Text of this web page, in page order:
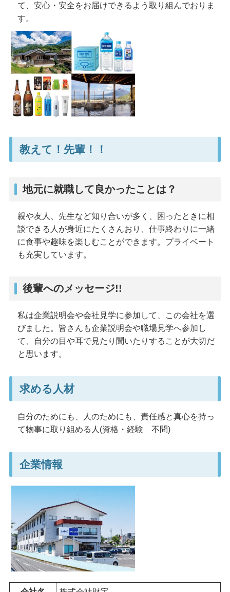
て、安心・安全をお届けできるよう取り組んでおりま
す。
教えて！先輩！！
地元に就職して良かったことは？
親や友人、先生など知り合いが多く、困ったときに相
談できる人が身近にたくさんおり、仕事終わりに一緒
に食事や趣味を楽しむことができます。プライベート
も充実しています。
後輩へのメッセージ!!
私は企業説明会や会社見学に参加して、この会社を選
びました。皆さんも企業説明会や職場見学へ参加し
て、自分の目や耳で見たり聞いたりすることが大切だ
と思います。
求める人材
自分のためにも、人のためにも、責任感と真心を持っ
て物事に取り組める人(資格・経験
不問)
企業情報